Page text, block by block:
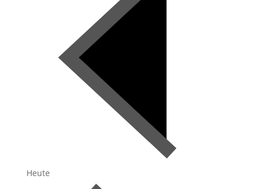
Heute